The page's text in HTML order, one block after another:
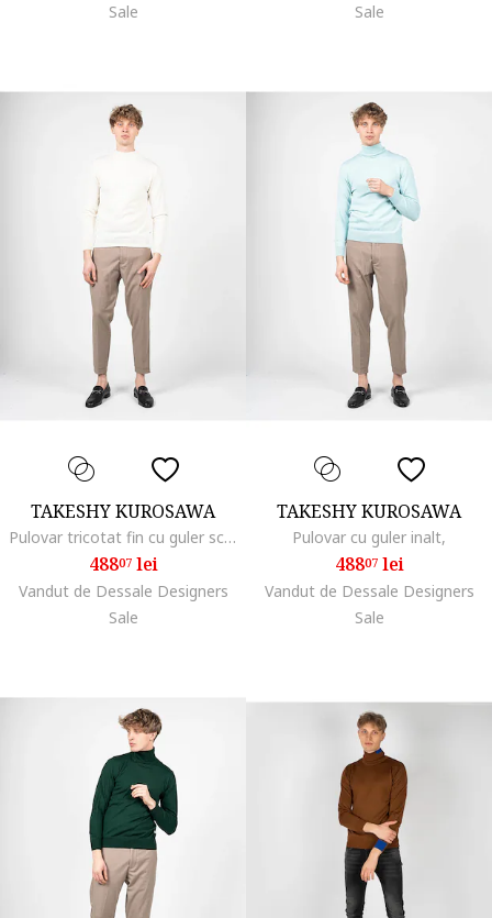
Sale
Sale
TAKESHY KUROSAWA
Pulovar tricotat fin cu guler scurt,
48807lei
Vandut de Dessale Designers
Sale
TAKESHY KUROSAWA
Pulovar cu guler inalt,
48807lei
Vandut de Dessale Designers
Sale